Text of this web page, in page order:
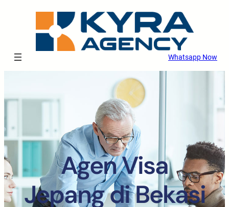
Whatsapp Now
Agen Visa
Jepang di Bekasi